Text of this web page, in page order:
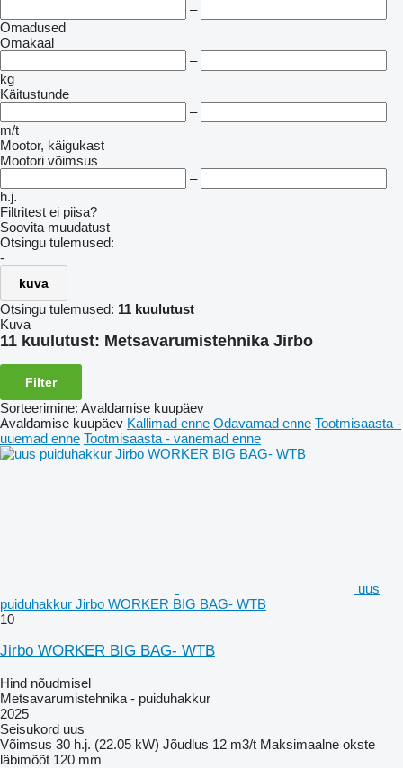
–
Omadused
Omakaal
–
kg
Käitustunde
–
m/t
Mootor, käigukast
Mootori võimsus
–
h.j.
Filtritest ei piisa?
Soovita muudatust
Otsingu tulemused:
-
kuva
Otsingu tulemused: 11 kuulutust
Kuva
11 kuulutust: Metsavarumistehnika Jirbo
Filter
Sorteerimine: Avaldamise kuupäev
Avaldamise kuupäev Kallimad enne Odavamad enne Tootmisaasta -
uuemad enne Tootmisaasta - vanemad enne
uus
puiduhakkur Jirbo WORKER BIG BAG- WTB
10
Jirbo WORKER BIG BAG- WTB
Hind nõudmisel
Metsavarumistehnika - puiduhakkur
2025
Seisukord uus
Võimsus 30 h.j. (22.05 kW) Jõudlus 12 m3/t Maksimaalne okste
läbimõõt 120 mm